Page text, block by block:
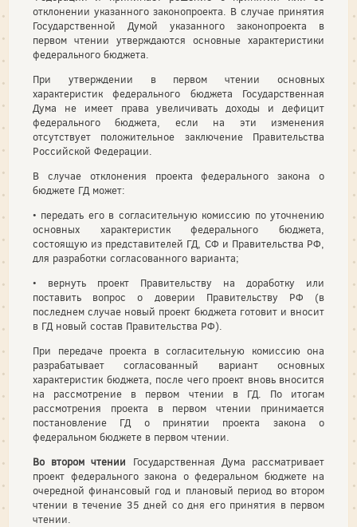
отклонении указанного законопроекта. В случае принятия
Государственной Думой указанного законопроекта в
первом чтении утверждаются основные характеристики
федерального бюджета.
При утверждении в первом чтении основных
характеристик федерального бюджета Государственная
Дума не имеет права увеличивать доходы и дефицит
федерального бюджета, если на эти изменения
отсутствует положительное заключение Правительства
Российской Федерации.
В случае отклонения проекта федерального закона о
бюджете ГД может:
• передать его в согласительную комиссию по уточнению
основных характеристик федерального бюджета,
состоящую из представителей ГД, СФ и Правительства РФ,
для разработки согласованного варианта;
• вернуть проект Правительству на доработку или
поставить вопрос о доверии Правительству РФ (в
последнем случае новый проект бюджета готовит и вносит
в ГД новый состав Правительства РФ).
При передаче проекта в согласительную комиссию она
разрабатывает согласованный вариант основных
характеристик бюджета, после чего проект вновь вносится
на рассмотрение в первом чтении в ГД. По итогам
рассмотрения проекта в первом чтении принимается
постановление ГД о принятии проекта закона о
федеральном бюджете в первом чтении.
Во втором чтении Государственная Дума рассматривает
проект федерального закона о федеральном бюджете на
очередной финансовый год и плановый период во втором
чтении в течение 35 дней со дня его принятия в первом
чтении.